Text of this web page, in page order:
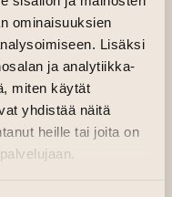
ominaisuuksien
Lisäksi
ja analytiikka-
miten käytät
yhdistää näitä
heille tai joita on
vulnerability, the
and the
the outside